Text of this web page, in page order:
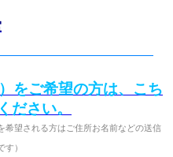
をご希望の方は、こち
ださい。
希望される方はご住所お名前などの送信
）